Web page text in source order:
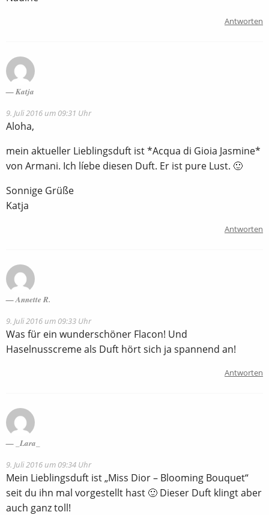
Antworten
Katja
9. Juli 2016 um 09:31 Uhr
Aloha,
mein aktueller Lieblingsduft ist *Acqua di Gioia Jasmine*
von Armani. Ich líebe diesen Duft. Er ist pure Lust. 🙂
Sonnige Grüße
Katja
Antworten
Annette R.
9. Juli 2016 um 09:33 Uhr
Was für ein wunderschöner Flacon! Und
Haselnusscreme als Duft hört sich ja spannend an!
Antworten
_Lara_
9. Juli 2016 um 09:34 Uhr
Mein Lieblingsduft ist „Miss Dior – Blooming Bouquet“
seit du ihn mal vorgestellt hast 🙂 Dieser Duft klingt aber
auch ganz toll!